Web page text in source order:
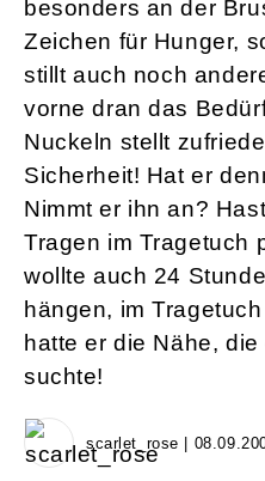
besonders an der
Zeichen für Hunger,
stillt auch noch
vorne dran das
Nuckeln stellt
Sicherheit! Hat er
Nimmt er ihn an?
Tragen im Tragetuch
wollte auch 24
hängen, im
hatte er die Nähe,
suchte!
scarlet_rose |